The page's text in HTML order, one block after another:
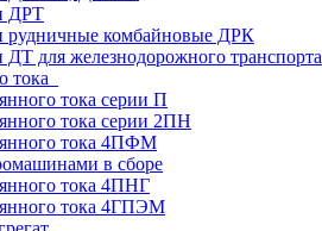
ДРТ
рудничные комбайновые ДРК
ДТ для железнодорожного транспорта
тока
тока серии П
тока серии 2ПН
тока 4ПФМ
в сборе
тока 4ПНГ
тока 4ГПЭМ